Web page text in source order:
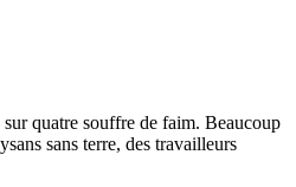
quatre souffre de faim. Beaucoup
sans terre, des travailleurs